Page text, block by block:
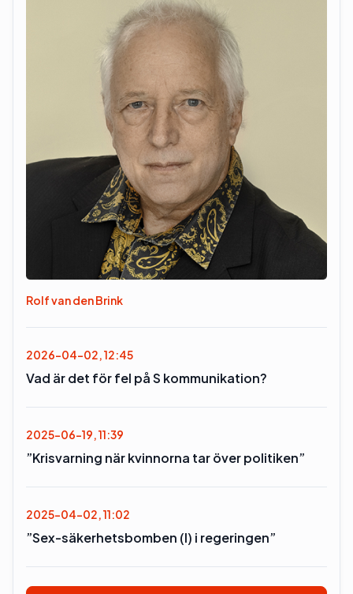
Rolf van den Brink
2026-04-02, 12:45
Vad är det för fel på S kommunikation?
2025-06-19, 11:39
”Krisvarning när kvinnorna tar över politiken”
2025-04-02, 11:02
”Sex-säkerhetsbomben (l) i regeringen”